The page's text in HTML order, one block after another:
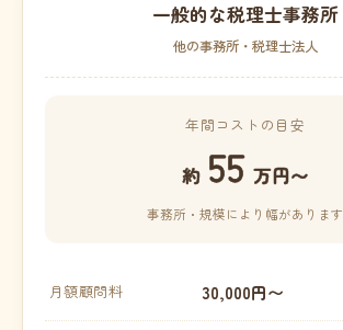
一般的な税理士事務所
他の事務所・税理士法人
年間コストの目安
約 55 万円〜
事務所・規模により幅があります
月額顧問料 30,000円〜